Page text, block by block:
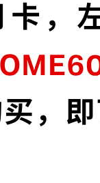
卓越
SkyBlueVPN采用最
您全面掌控您
下载